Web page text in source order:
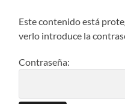
Este contenido está
verlo introduce la
Contraseña: